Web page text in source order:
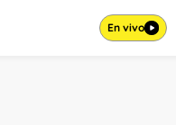
En vivo